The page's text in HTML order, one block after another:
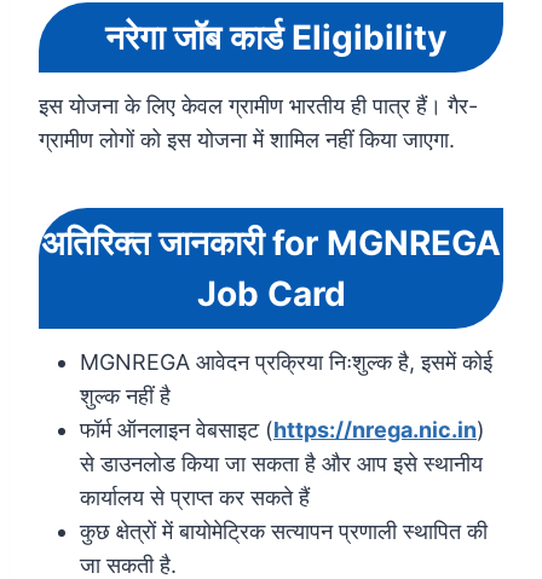
नरेगा जॉब कार्ड Eligibility
इस योजना के लिए केवल ग्रामीण भारतीय ही पात्र हैं। गैर-
ग्रामीण लोगों को इस योजना में शामिल नहीं किया जाएगा.
अतिरिक्त जानकारी for MGNREGA
Job Card
MGNREGA आवेदन प्रक्रिया निःशुल्क है, इसमें कोई
शुल्क नहीं है
फॉर्म ऑनलाइन वेबसाइट (https://nrega.nic.in)
से डाउनलोड किया जा सकता है और आप इसे स्थानीय
कार्यालय से प्राप्त कर सकते हैं
कुछ क्षेत्रों में बायोमेट्रिक सत्यापन प्रणाली स्थापित की
जा सकती है.